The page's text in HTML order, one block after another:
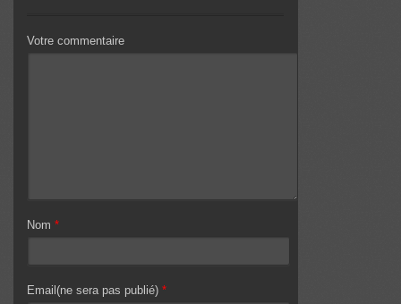
Votre commentaire
Nom *
Email(ne sera pas publié) *